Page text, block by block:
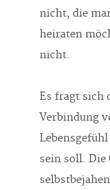
nicht, die
heiraten
nicht.
Es fragt sich
Verbindung
sein soll. Die